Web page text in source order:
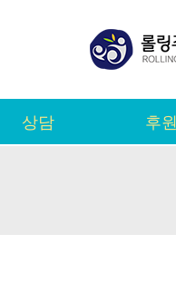
상담 후원